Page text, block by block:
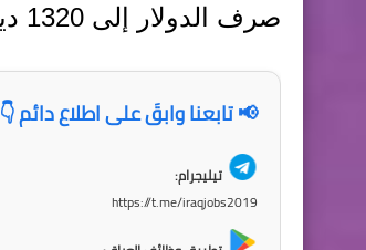
صرف الدولار إلى 1320 دينار للدولار الواحد.
📢 تابعنا وابقَ على اطلاع دائم 👇
تيليجرام:
https://t.me/iraqjobs2019